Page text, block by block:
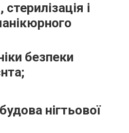
і
безпеки
нігтьової